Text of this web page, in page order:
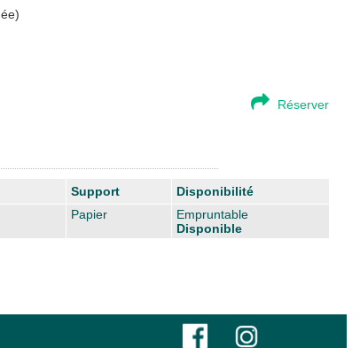
Réserver
Support
Disponibilité
Papier
Empruntable
Disponible